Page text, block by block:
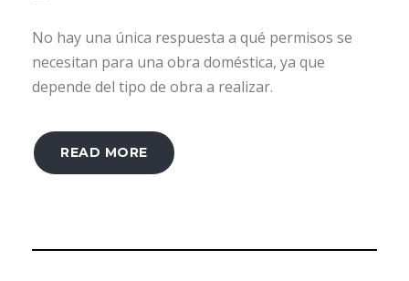
No hay una única respuesta a qué permisos se
necesitan para una obra doméstica, ya que
depende del tipo de obra a realizar.
READ MORE